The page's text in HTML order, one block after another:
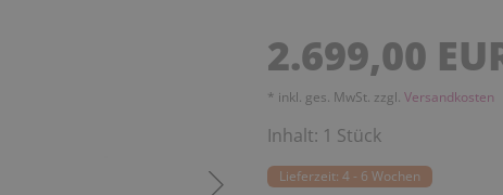
2.699,00
* inkl. ges. MwSt. zzgl. Versandkosten
Inhalt: 1 Stück
Lieferzeit: 4 - 6 Wochen